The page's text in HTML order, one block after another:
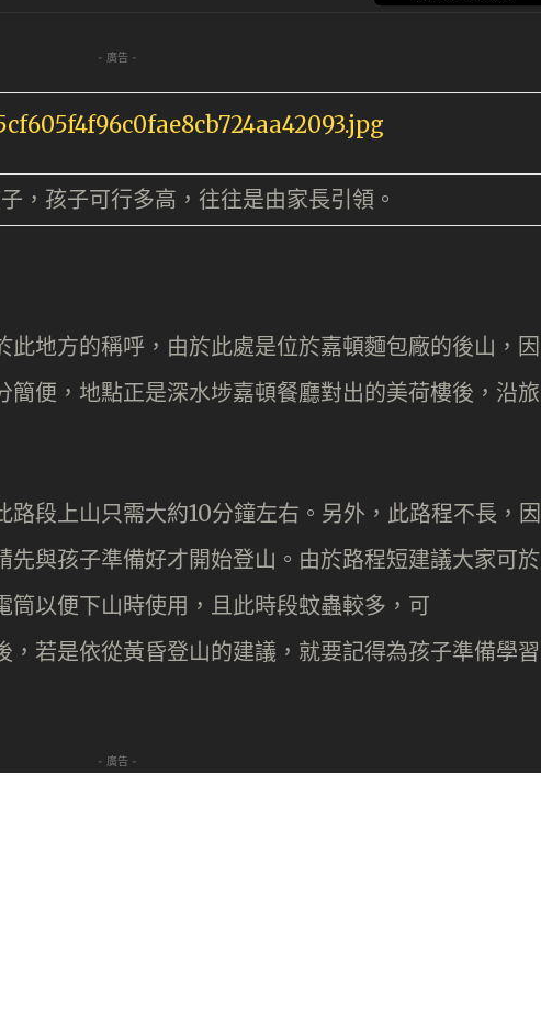
- 廣告 -
，孩子可行多高，往往是由家長引領。
此地方的稱呼，由於此處是位於嘉頓麵包廠的後山，因
簡便，地點正是深水埗嘉頓餐廳對出的美荷樓後，沿旅
段上山只需大約10分鐘左右。另外，此路程不長，因
先與孩子準備好才開始登山。由於路程短建議大家可於
筒以便下山時使用，且此時段蚊蟲較多，可
，若是依從黃昏登山的建議，就要記得為孩子準備學習
- 廣告 -